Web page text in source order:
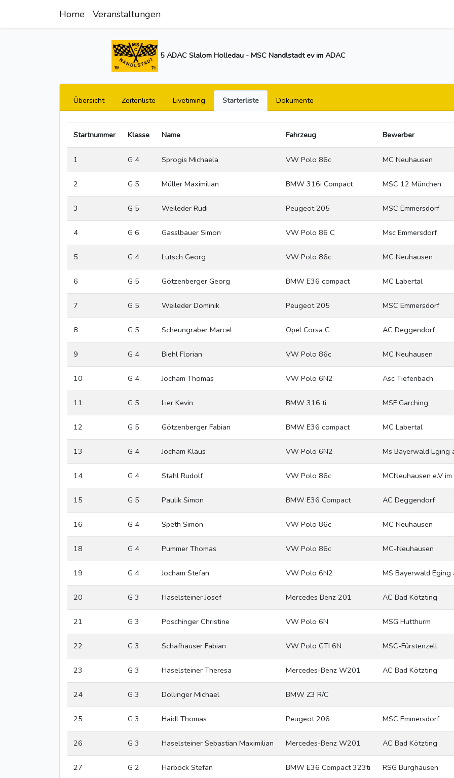
Home Veranstaltungen
5 ADAC Slalom Holledau - MSC Nandlstadt ev im ADAC
Übersicht Zeitenliste Livetiming Starterliste Dokumente
Startnummer Klasse Name Fahrzeug Bewerber
1 G 4 Sprogis Michaela VW Polo 86c MC Neuhausen
2 G 5 Müller Maximilian BMW 316i Compact MSC 12 München
3 G 5 Weileder Rudi Peugeot 205 MSC Emmersdorf
4 G 6 Gasslbauer Simon VW Polo 86 C Msc Emmersdorf
5 G 4 Lutsch Georg VW Polo 86c MC Neuhausen
6 G 5 Götzenberger Georg BMW E36 compact MC Labertal
7 G 5 Weileder Dominik Peugeot 205 MSC Emmersdorf
8 G 5 Scheungraber Marcel Opel Corsa C AC Deggendorf
9 G 4 Biehl Florian VW Polo 86c MC Neuhausen
10 G 4 Jocham Thomas VW Polo 6N2 Asc Tiefenbach
11 G 5 Lier Kevin BMW 316 ti MSF Garching
12 G 5 Götzenberger Fabian BMW E36 compact MC Labertal
13 G 4 Jocham Klaus VW Polo 6N2 Ms Bayerwald Eging
14 G 4 Stahl Rudolf VW Polo 86c MCNeuhausen e.V
15 G 5 Paulik Simon BMW E36 Compact AC Deggendorf
16 G 4 Speth Simon VW Polo 86c MC Neuhausen
18 G 4 Pummer Thomas VW Polo 86c MC-Neuhausen
19 G 4 Jocham Stefan VW Polo 6N2 MS Bayerwald Eging
20 G 3 Haselsteiner Josef Mercedes Benz 201 AC Bad Kötzting
21 G 3 Poschinger Christine VW Polo 6N MSG Hutthurm
22 G 3 Schafhauser Fabian VW Polo GTI 6N MSC-Fürstenzell
23 G 3 Haselsteiner Theresa Mercedes-Benz W201 AC Bad Kötzting
24 G 3 Dollinger Michael BMW Z3 R/C
25 G 3 Haidl Thomas Peugeot 206 MSC Emmersdorf
26 G 3 Haselsteiner Sebastian Maximilian Mercedes-Benz W201 AC Bad Kötzting
27 G 2 Harböck Stefan BMW E36 Compact 323ti RSG Burghausen